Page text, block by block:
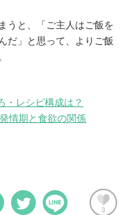
うと、「ご主人はご飯を
だ」と思って、よりご飯
・レシピ構成は？
情期と食欲の関係
3